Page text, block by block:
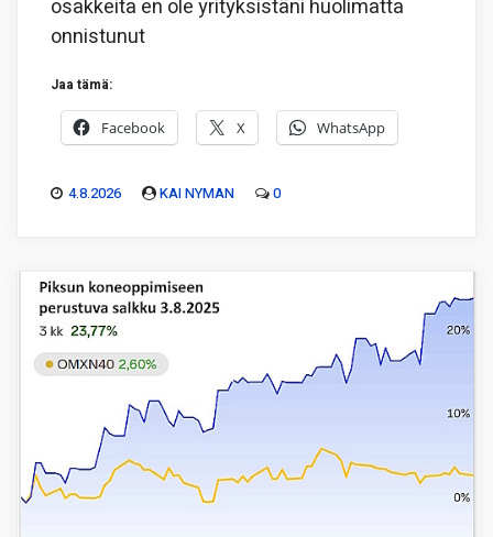
osakkeita en ole yrityksistäni huolimatta
onnistunut
Jaa tämä:
Facebook X WhatsApp
4.8.2026 KAI NYMAN 0